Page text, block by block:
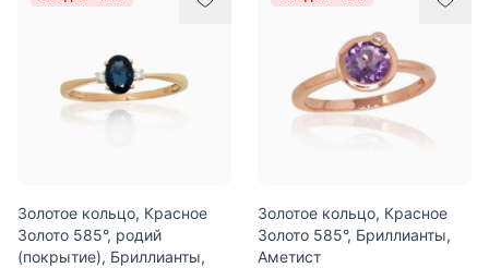
Золотое кольцо, Красное
Золото 585°, родий
(покрытие), Бриллианты,
Золотое кольцо, Красное
Золото 585°, Бриллианты,
Аметист